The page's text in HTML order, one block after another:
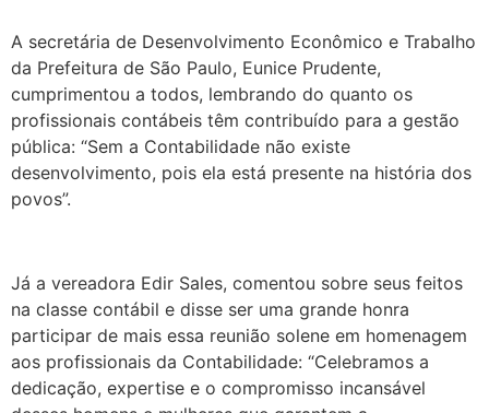
A secretária de Desenvolvimento Econômico e Trabalho
da Prefeitura de São Paulo, Eunice Prudente,
cumprimentou a todos, lembrando do quanto os
profissionais contábeis têm contribuído para a gestão
pública: “Sem a Contabilidade não existe
desenvolvimento, pois ela está presente na história dos
povos”.
Já a vereadora Edir Sales, comentou sobre seus feitos
na classe contábil e disse ser uma grande honra
participar de mais essa reunião solene em homenagem
aos profissionais da Contabilidade: “Celebramos a
dedicação, expertise e o compromisso incansável